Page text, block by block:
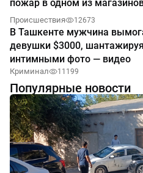
пожар в одном из
Происшествия 12673
В Ташкенте мужчина
девушки $3000,
интимными фото — видео
Криминал 11199
Популярные новости